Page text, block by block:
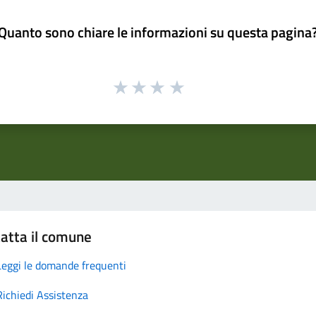
sono chiare le informazioni su questa
il comune
le domande frequenti
Assistenza